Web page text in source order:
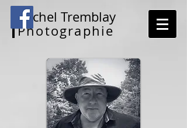
Michel Tremblay
Photographie